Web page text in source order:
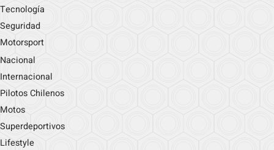
Tecnología
Seguridad
Motorsport
Nacional
Internacional
Pilotos Chilenos
Motos
Superdeportivos
Lifestyle